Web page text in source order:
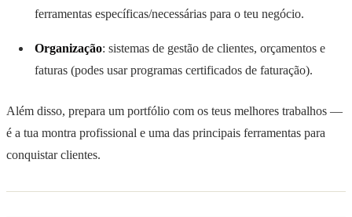
ferramentas específicas/necessárias para o teu negócio.
Organização: sistemas de gestão de clientes, orçamentos e
faturas (podes usar programas certificados de faturação).
Além disso, prepara um portfólio com os teus melhores trabalhos —
é a tua montra profissional e uma das principais ferramentas para
conquistar clientes.